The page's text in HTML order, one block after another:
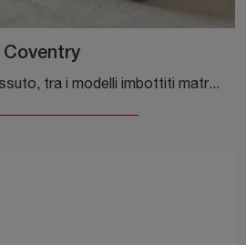
Coventry
Il letto Coventry in tessuto, tra i modelli imbottiti matrimoniali moderni di Alivar, è perfetto per assicurarti il relax totale.